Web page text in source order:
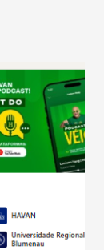
do 13º
já que o
recentes.
40% dos
40%
de
abaixo
existiam em